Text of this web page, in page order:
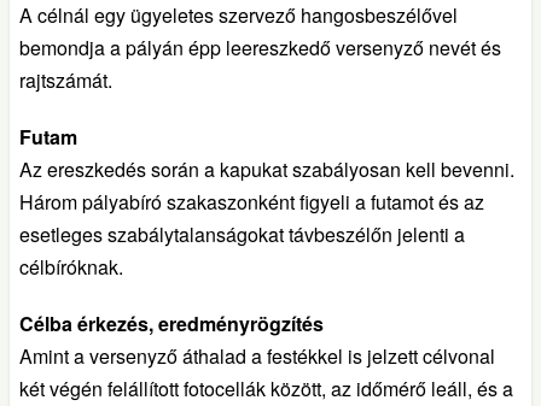
A célnál egy ügyeletes szervező hangosbeszélővel
bemondja a pályán épp leereszkedő versenyző nevét és
rajtszámát.
Futam
Az ereszkedés során a kapukat szabályosan kell bevenni.
Három pályabíró szakaszonként figyeli a futamot és az
esetleges szabálytalanságokat távbeszélőn jelenti a
célbíróknak.
Célba érkezés, eredményrögzítés
Amint a versenyző áthalad a festékkel is jelzett célvonal
két végén felállított fotocellák között, az időmérő leáll, és a